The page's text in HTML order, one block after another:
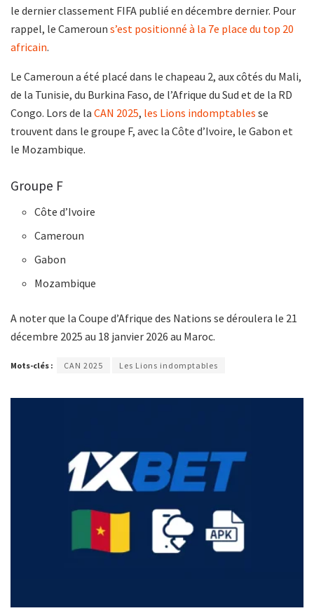
le dernier classement FIFA publié en décembre dernier. Pour
rappel, le Cameroun s’est positionné à la 7e place du top 20
africain.
Le Cameroun a été placé dans le chapeau 2, aux côtés du Mali,
de la Tunisie, du Burkina Faso, de l’Afrique du Sud et de la RD
Congo. Lors de la CAN 2025, les Lions indomptables se
trouvent dans le groupe F, avec la Côte d’Ivoire, le Gabon et
le Mozambique.
Groupe F
Côte d’Ivoire
Cameroun
Gabon
Mozambique
A noter que la Coupe d’Afrique des Nations se déroulera le 21
décembre 2025 au 18 janvier 2026 au Maroc.
Mots-clés : CAN 2025 Les Lions indomptables